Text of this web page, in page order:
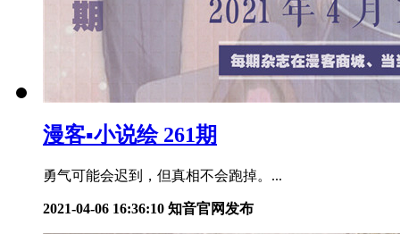
漫客▪小说绘 261期
勇气可能会迟到，但真相不会跑掉。...
2021-04-06 16:36:10 知音官网发布